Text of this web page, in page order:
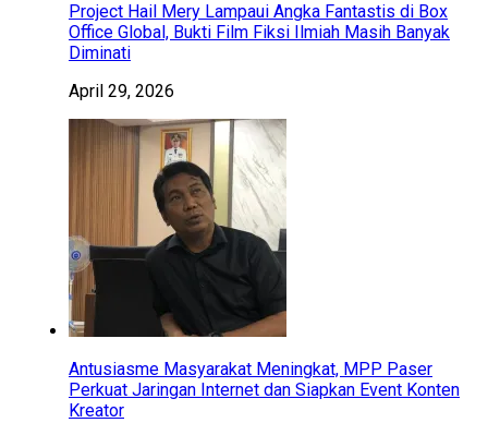
Project Hail Mery Lampaui Angka Fantastis di Box
Office Global, Bukti Film Fiksi Ilmiah Masih Banyak
Diminati
April 29, 2026
Antusiasme Masyarakat Meningkat, MPP Paser
Perkuat Jaringan Internet dan Siapkan Event Konten
Kreator